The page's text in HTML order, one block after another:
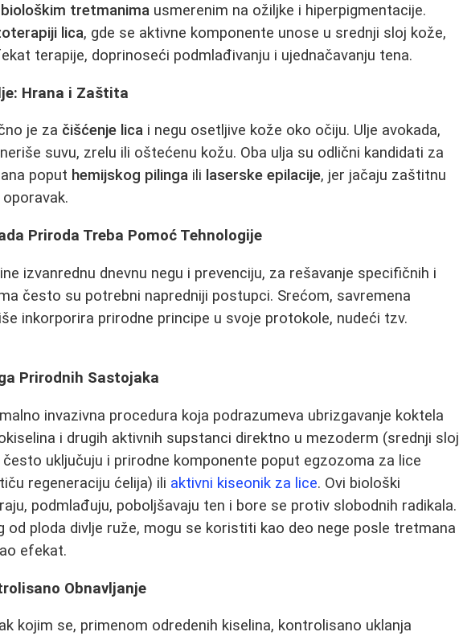
biološkim tretmanima usmerenim na ožiljke i hiperpigmentacije.
lica, gde se aktivne komponente unose u srednji sloj kože,
terapije, doprinoseći podmlađivanju i ujednačavanju tena.
Hrana i Zaštita
je za čišćenje lica i negu osetljive kože oko očiju. Ulje avokada,
suvu, zrelu ili oštećenu kožu. Oba ulja su odlični kandidati za
poput hemijskog pilinga ili laserske epilacije, jer jačaju zaštitnu
Priroda Treba Pomoć Tehnologije
izvanrednu dnevnu negu i prevenciju, za rešavanje specifičnih i
često su potrebni napredniji postupci. Srećom, savremena
inkorporira prirodne principe u svoje protokole, nudeći tzv.
Prirodnih Sastojaka
invazivna procedura koja podrazumeva ubrizgavanje koktela
i drugih aktivnih supstanci direktno u mezoderm (srednji sloj
uključuju i prirodne komponente poput egzozoma za lice
regeneraciju ćelija) ili aktivni kiseonik za lice. Ovi biološki
podmlađuju, poboljšavaju ten i bore se protiv slobodnih radikala.
od ploda divlje ruže, mogu se koristiti kao deo nege posle tretmana
efekat.
Obnavljanje
kojim se, primenom odredenih kiselina, kontrolisano uklanja